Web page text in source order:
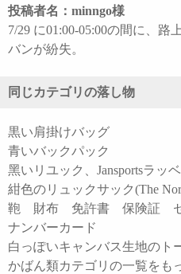
投稿者名：minngo様
7/29 に01:00-05:00の間に、路
バンが紛失。
同じカテゴリの落し物
黒い肩掛けバッグ
青いバックパック
黑いリユック、Jansportsラッ
紺色のリュックサック(The
鞄 財布 免許書 保険証 セ
ナンバーカード
白っぽいキャンバス生地のト
かばん類カテゴリの一覧をも